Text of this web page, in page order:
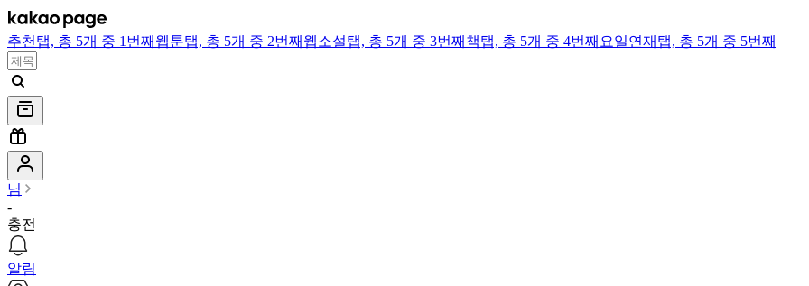
추천 탭, 총 5개 중 1번째 웹툰탭, 총 5개 중 2번째 웹소설탭, 총 5개 중 3번째 책탭, 총 5개 중 4번째 요일연재 탭, 총 5개 중 5번째
님
-
충전
알림